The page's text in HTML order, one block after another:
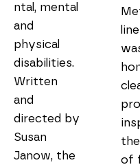
ntal, mental
and
physical
disabilities.
Written
and
directed by
Susan
Janow, the
of